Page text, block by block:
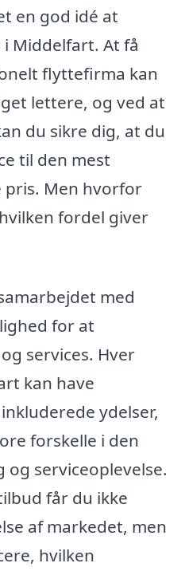
en god idé at
Middelfart. At få
flyttefirma kan
lettere, og ved at
du sikre dig, at du
til den mest
Men hvorfor
fordel giver
med
for at
services. Hver
kan have
ydelser,
forskelle i den
og serviceoplevelse.
får du ikke
af markedet, men
hvilken